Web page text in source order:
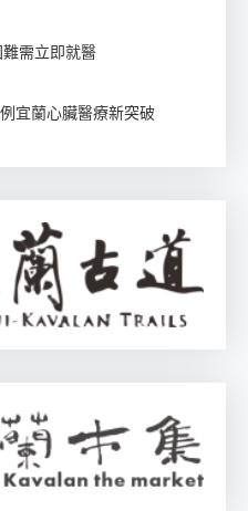
需立即就醫
宜蘭心臟醫療新突破